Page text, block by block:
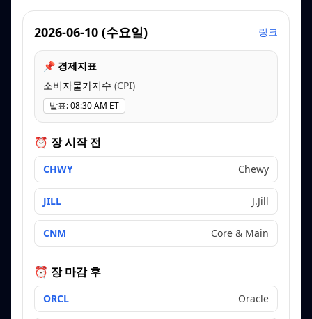
2026-06-10 (수요일) 링크
📌 경제지표
소비자물가지수 (CPI)
발표:08:30 AM ET
⏰ 장 시작 전
CHWY Chewy
JILL J.Jill
CNM Core & Main
⏰ 장 마감 후
ORCL Oracle